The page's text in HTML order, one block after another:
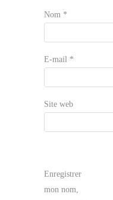
Nom *
E-mail *
Site web
Enregistrer
mon nom,